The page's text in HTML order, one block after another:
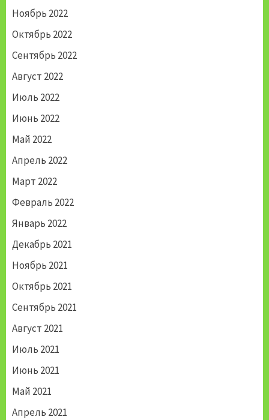
Ноябрь 2022
Октябрь 2022
Сентябрь 2022
Август 2022
Июль 2022
Июнь 2022
Май 2022
Апрель 2022
Март 2022
Февраль 2022
Январь 2022
Декабрь 2021
Ноябрь 2021
Октябрь 2021
Сентябрь 2021
Август 2021
Июль 2021
Июнь 2021
Май 2021
Апрель 2021